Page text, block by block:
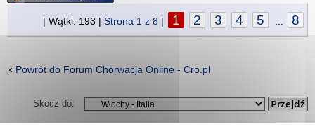
| Wątki: 193 | Strona 1 z 8 | 1 2 3 4 5 8
Powrót do Forum Chorwacja Online - Cro.pl
Skocz do: